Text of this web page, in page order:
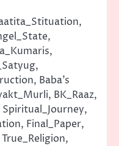
Baba’s
BK_Raaz,
Final_Paper,